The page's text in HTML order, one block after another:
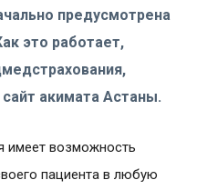
предусмотрена
это работает,
акимата Астаны.
имеет возможность
пациента в любую